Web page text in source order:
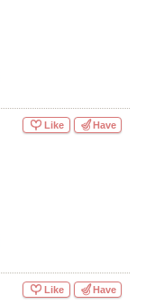
Like Have
Like Have